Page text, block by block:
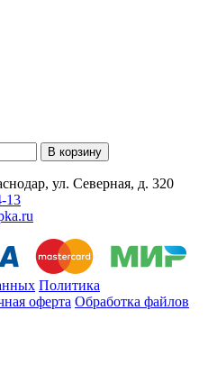
ул. Северная, д. 320
13
Политика
оферта Обработка файлов